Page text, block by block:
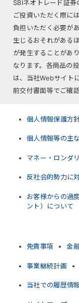
SBIネオトレード証
ご投資いただく際に
負担いただく必要が
生じるおそれがある
が発生することがあ
なります。各商品の
は、当社Webサイト
前交付書面等でご確
個人情報保護方
個人情報等の主
マネー・ロンダ
反社会的勢力に
お客様からの過
ント）について
免責事項 金
事業継続計画
当社での履歴情